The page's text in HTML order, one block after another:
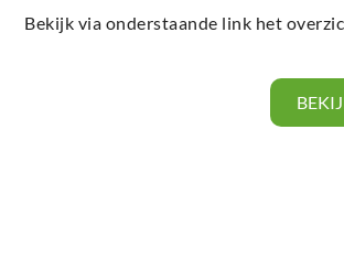
Bekijk via onderstaande link het